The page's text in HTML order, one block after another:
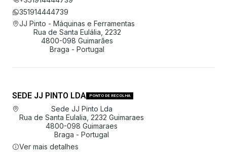
351914444739
JJ Pinto - Máquinas e Ferramentas
Rua de Santa Eulália, 2232
4800-098 Guimarães
Braga - Portugal
SEDE JJ PINTO LDA PONTO DE RECOLHA
Sede JJ Pinto Lda
Rua de Santa Eulalia, 2232 Guimaraes
4800-098 Guimaraes
Braga - Portugal
Ver mais detalhes